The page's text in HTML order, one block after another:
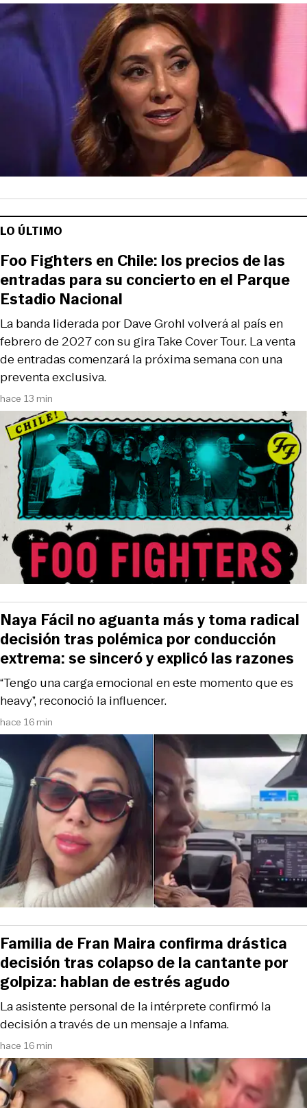
LO ÚLTIMO
hace 13 min
La banda liderada por Dave Grohl volverá al país en
febrero de 2027 con su gira Take Cover Tour. La venta
de entradas comenzará la próxima semana con una
preventa exclusiva.
Foo Fighters en Chile: los precios de las
entradas para su concierto en el Parque
Estadio Nacional
hace 16 min
“Tengo una carga emocional en este momento que es
heavy”, reconoció la influencer.
Naya Fácil no aguanta más y toma radical
decisión tras polémica por conducción
extrema: se sinceró y explicó las razones
hace 16 min
La asistente personal de la intérprete confirmó la
decisión a través de un mensaje a Infama.
Familia de Fran Maira confirma drástica
decisión tras colapso de la cantante por
golpiza: hablan de estrés agudo